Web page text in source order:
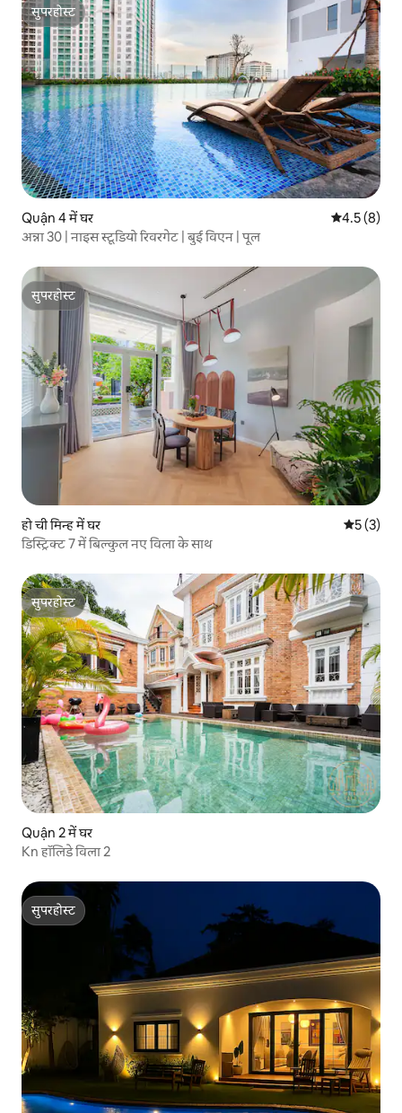
सुपरहोस्ट
सुपरहोस्ट
Quận 4 में घर औसत रेटिंग 5
4.5 (8)
अन्ना 30 | नाइस स्टूडियो रिवरगेट | बुई विएन | पूल
सुपरहोस्ट
सुपरहोस्ट
हो ची मिन्ह में घर औसत रेटिंग
5 (3)
डिस्ट्रिक्ट 7 में बिल्कुल नए विला के साथ
सुपरहोस्ट
सुपरहोस्ट
Quận 2 में घर
Kn हॉलिडे विला 2
सुपरहोस्ट
सुपरहोस्ट